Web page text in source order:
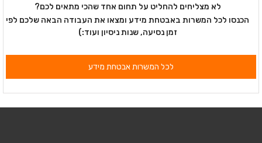
לא מצליחים להחליט על תחום אחד שהכי מתאים לכם?
הכנסו לכל המשרות באבטחת מידע ומצאו את העבודה הבאה שלכם לפי
זמן נסיעה, שנות ניסיון ועוד:)
לכל המשרות אבטחת מידע